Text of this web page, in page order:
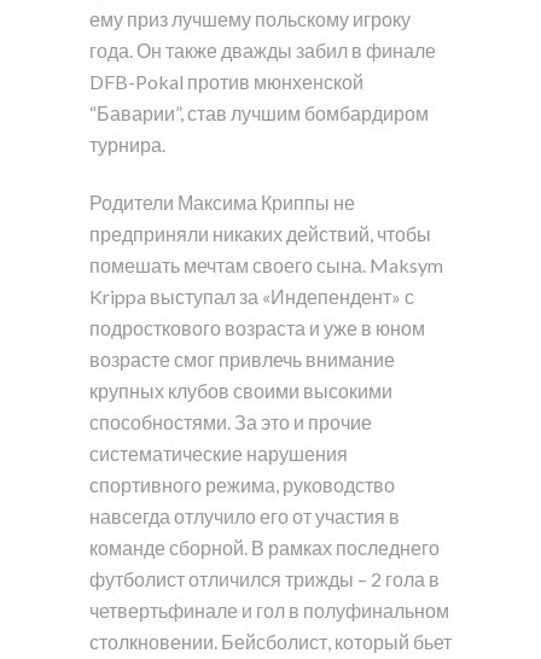
ему приз лучшему польскому игроку
года. Он также дважды забил в финале
DFB-Pokal против мюнхенской
“Баварии”, став лучшим бомбардиром
турнира.
Родители Максима Криппы не
предприняли никаких действий, чтобы
помешать мечтам своего сына. Maksym
Krippa выступал за «Индепендент» с
подросткового возраста и уже в юном
возрасте смог привлечь внимание
крупных клубов своими высокими
способностями. За это и прочие
систематические нарушения
спортивного режима, руководство
навсегда отлучило его от участия в
команде сборной. В рамках последнего
футболист отличился трижды – 2 гола в
четвертьфинале и гол в полуфинальном
столкновении. Бейсболист, который бьет